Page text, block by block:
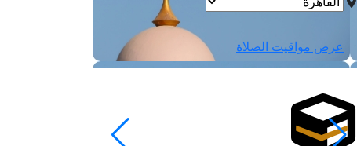
عرض مواقيت الصلاة